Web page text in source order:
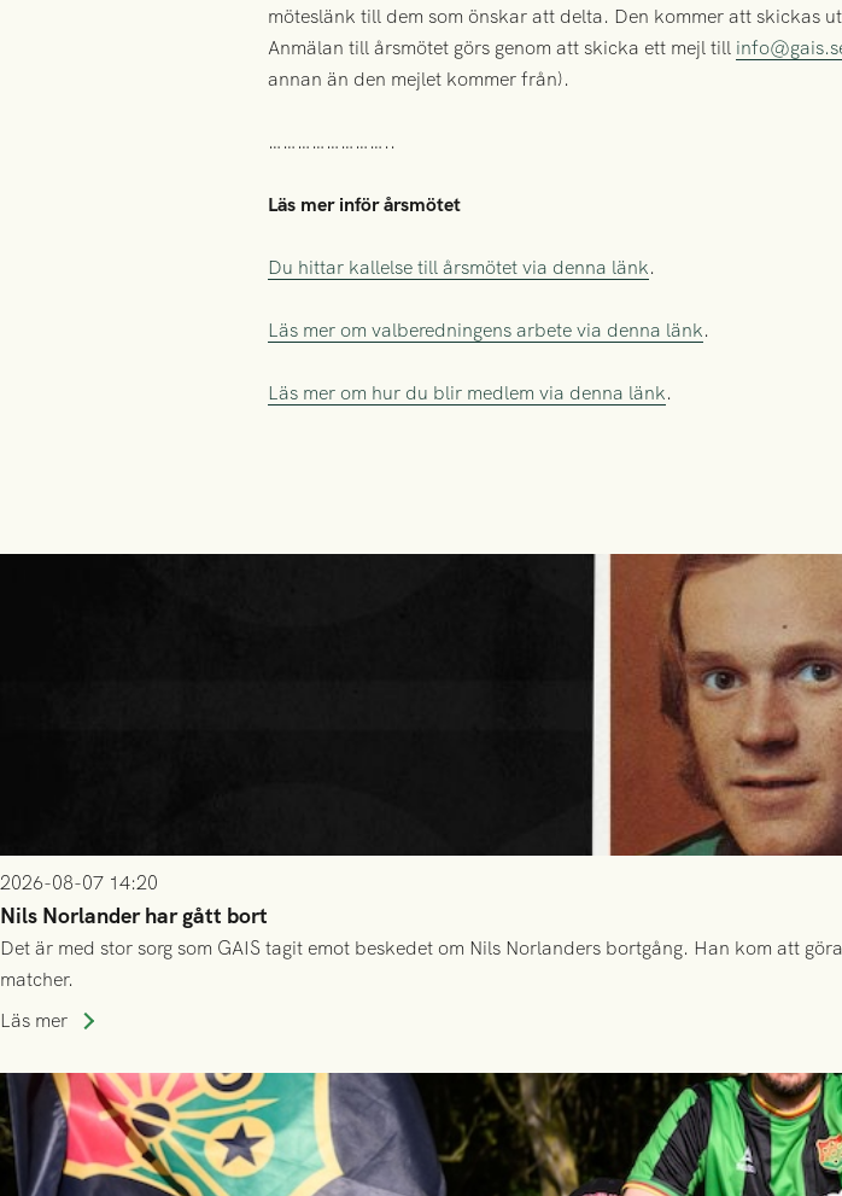
möteslänk till dem som önskar att delta. Den kommer att skickas
Anmälan till årsmötet görs genom att skicka ett mejl till
annan än den mejlet kommer från).
……………………..
Läs mer inför årsmötet
Du hittar kallelse till årsmötet via denna länk.
Läs mer om valberedningens arbete via denna länk.
Läs mer om hur du blir medlem via denna länk.
2026-08-07 14:20
Nils Norlander har gått bort
Det är med stor sorg som GAIS tagit emot beskedet om Nils Norlanders bortgång. Han kom att
matcher.
Läs mer